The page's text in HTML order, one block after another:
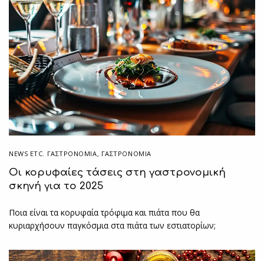
NEWS ETC. ΓΑΣΤΡΟΝΟΜΊΑ, ΓΑΣΤΡΟΝΟΜΙΑ
Οι κορυφαίες τάσεις στη γαστρονομική
σκηνή για το 2025
Ποια είναι τα κορυφαία τρόφιμα και πιάτα που θα
κυριαρχήσουν παγκόσμια στα πιάτα των εστιατορίων;